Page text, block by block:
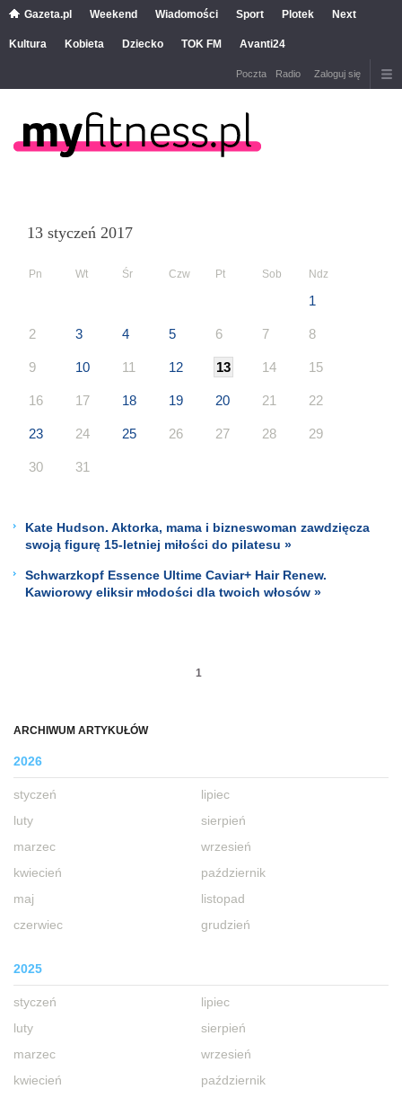
Gazeta.pl Weekend Wiadomości Sport Plotek Next
Kultura Kobieta Dziecko TOK FM Avanti24
Poczta Radio Zaloguj się
ARCHIWUM ARTYKUŁÓW
2026
styczeń
luty
marzec
kwiecień
maj
czerwiec
lipiec
sierpień
wrzesień
październik
listopad
grudzień
2025
styczeń
luty
marzec
kwiecień
lipiec
sierpień
wrzesień
październik
13 styczeń 2017
Pn Wt Śr Czw Pt Sob Ndz
1
2 3 4 5 6 7 8
9 10 11 12 13 14 15
16 17 18 19 20 21 22
23 24 25 26 27 28 29
30 31
Kate Hudson. Aktorka, mama i bizneswoman zawdzięcza
swoją figurę 15-letniej miłości do pilatesu »
Schwarzkopf Essence Ultime Caviar+ Hair Renew.
Kawiorowy eliksir młodości dla twoich włosów »
1